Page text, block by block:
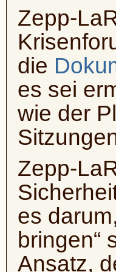
Zepp-
die
es sei
wie der
Zepp-
es
bringen“
Ansatz,